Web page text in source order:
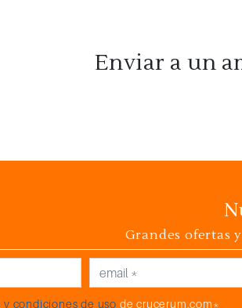
Enviar a un
Grandes ofertas
y condiciones de uso de crucerum.com*